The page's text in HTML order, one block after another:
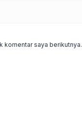
komentar saya berikutnya.